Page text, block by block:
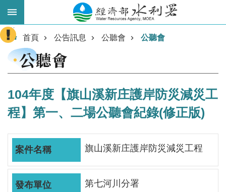
跳到主要內容區塊
進
階
搜
業
:::
首頁 公告訊息 公聽會 公聽會
公聽會
104年度【旗山溪新庄護岸防災減災工
程】第一、二場公聽會紀錄(修正版)
旗山溪新庄護岸防災減災工程
第七河川分署